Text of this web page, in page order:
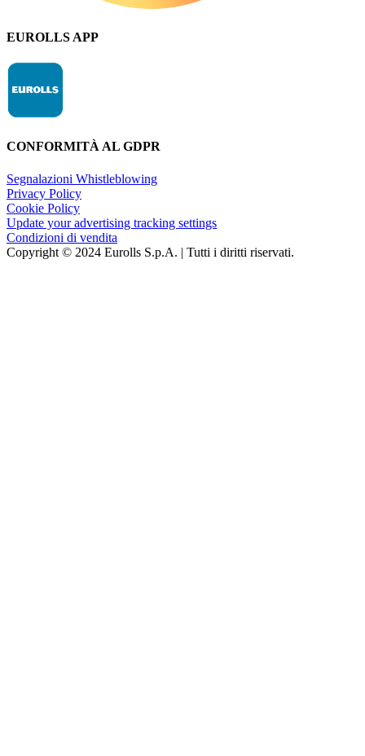
EUROLLS APP
CONFORMITÀ AL GDPR
Segnalazioni Whistleblowing
Privacy Policy
Cookie Policy
Update your advertising tracking settings
Condizioni di vendita
Copyright © 2024 Eurolls S.p.A. | Tutti i diritti riservati.